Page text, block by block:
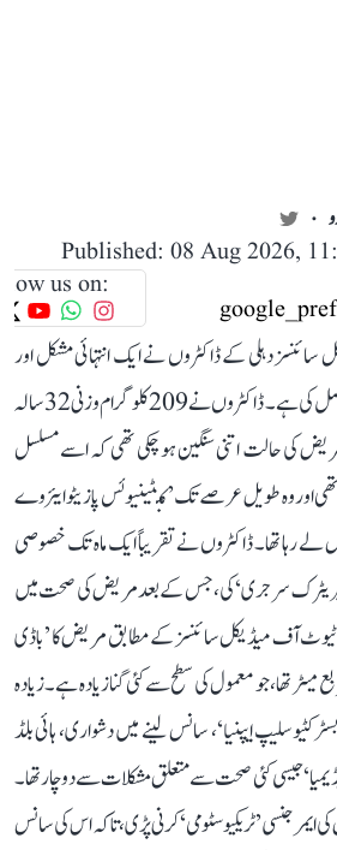
Published: 08 Aug 2026,
us on:
سائنسز دہلی کے ڈاکٹروں نے ایک انتہائی مشکل اور
چیلنجنگ معاملے میں کامیابی حاصل کی ہے۔ ڈاکٹروں نے 209 کلوگرام وزنی 32 سالہ
کی حالت اتنی سنگین ہو چکی تھی کہ اسے مسلسل
اور وہ طویل عرصے تک ’کنٹینیوئس پازیٹو ایئروے
رہا تھا۔ ڈاکٹروں نے تقریباً ایک ماہ تک خصوصی
سرجری‘ کی، جس کے بعد مریض کی صحت میں
ٹیوٹ آف میڈیکل سائنسز کے مطابق مریض کا ’باڈی
فی مربع میٹر تھا، جو معمول کی سطح سے کئی گنا زیادہ ہے۔ زیادہ
سلیپ ایپنیا‘، سانس لینے میں دشواری، ہائی بلڈ
جیسی کئی صحت سے متعلق مشکلات سے دوچار تھا۔
ایمرجنسی ’ٹریکیوسٹومی‘ کرنی پڑی، تاکہ اس کی سانس